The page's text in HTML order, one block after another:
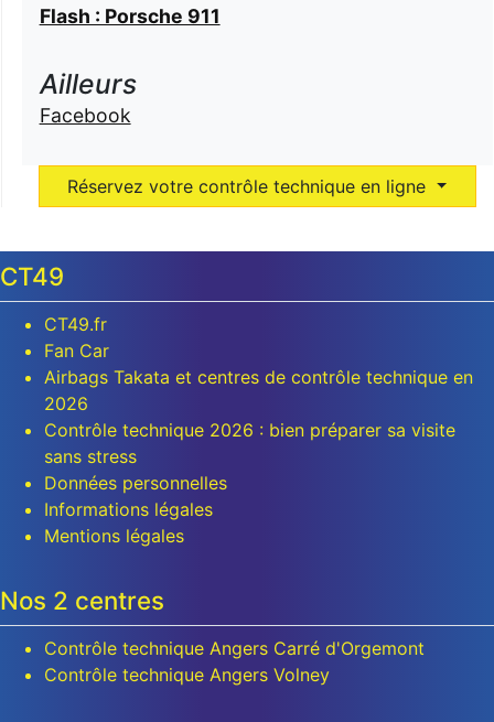
Flash : Porsche 911
Ailleurs
Facebook
Réservez votre contrôle technique en ligne
CT49
CT49.fr
Fan Car
Airbags Takata et centres de contrôle technique en
2026
Contrôle technique 2026 : bien préparer sa visite
sans stress
Données personnelles
Informations légales
Mentions légales
Nos 2 centres
Contrôle technique Angers Carré d'Orgemont
Contrôle technique Angers Volney